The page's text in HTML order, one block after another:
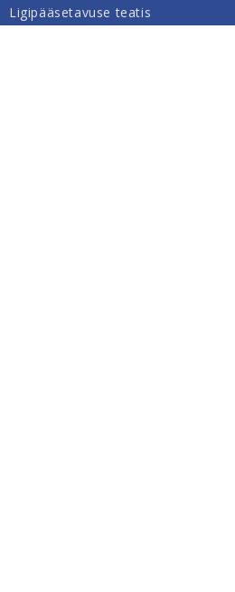
Ligipääsetavuse teatis